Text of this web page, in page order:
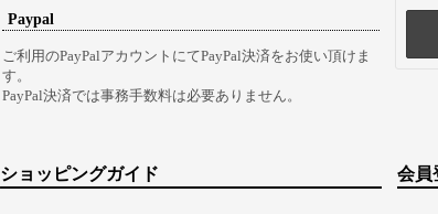
Paypal
ご利用のPayPalアカウントにてPayPal決済をお使い頂けま
す。
PayPal決済では事務手数料は必要ありません。
ショッピングガイド 会員